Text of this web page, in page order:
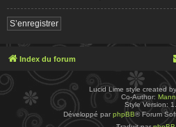
S’enregistrer
Index du forum
Lucid Lime style created
Co-Author:
Style Version:
Développé par phpBB® Forum